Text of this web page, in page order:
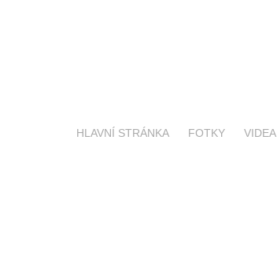
HLAVNÍ STRÁNKA FOTKY VIDEA